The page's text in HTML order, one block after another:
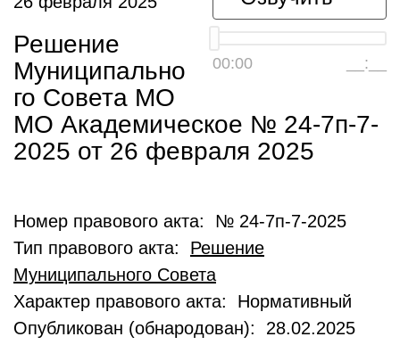
00:00 __:__
Решение
Муниципально
го Совета МО
МО Академическое № 24-7п-7-
2025 от 26 февраля 2025
Номер правового акта: № 24-7п-7-2025
Тип правового акта: Решение
Муниципального Совета
Характер правового акта: Нормативный
Опубликован (обнародован): 28.02.2025